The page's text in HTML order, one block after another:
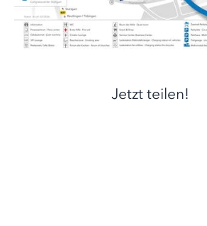
Jetzt teilen!